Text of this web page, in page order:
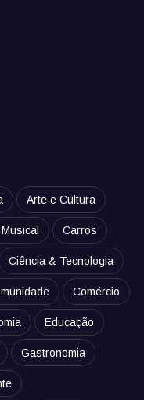
Arte e Cultura
Carros
Ciência & Tecnologia
Comércio
Educação
Gastronomia